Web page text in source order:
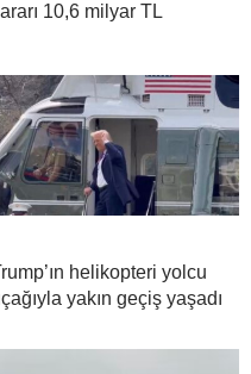
10,6 milyar TL
helikopteri yolcu
yakın geçiş yaşadı